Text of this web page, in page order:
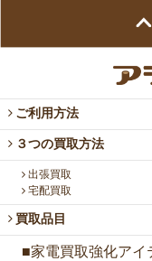
ご利用方法
３つの買取方法
出張買取
宅配買取
買取品目
■家電買取強化アイ